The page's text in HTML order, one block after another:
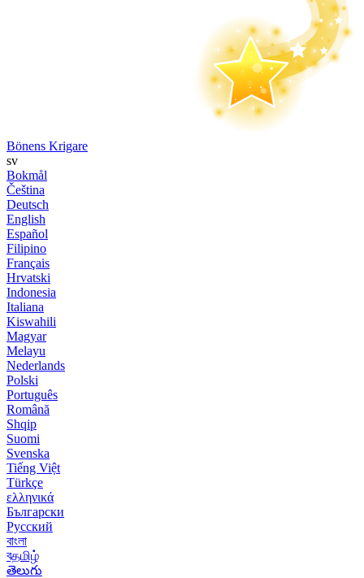
Bönens Krigare
sv
Bokmål
Čeština
Deutsch
English
Español
Filipino
Français
Hrvatski
Indonesia
Italiana
Kiswahili
Magyar
Melayu
Nederlands
Polski
Português
Română
Shqip
Suomi
Svenska
Tiếng Việt
Türkçe
ελληνικά
Български
Русский
বাংলা
বதமிழ்
తెలుగు